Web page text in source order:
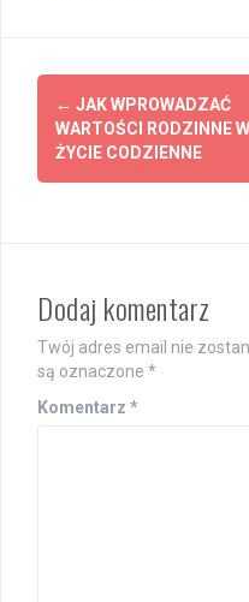
Post
navigation
← JAK WPROWADZAĆ
WARTOŚCI RODZINNE W
ŻYCIE CODZIENNE
Dodaj komentarz
Twój adres email nie
są oznaczone *
Komentarz *